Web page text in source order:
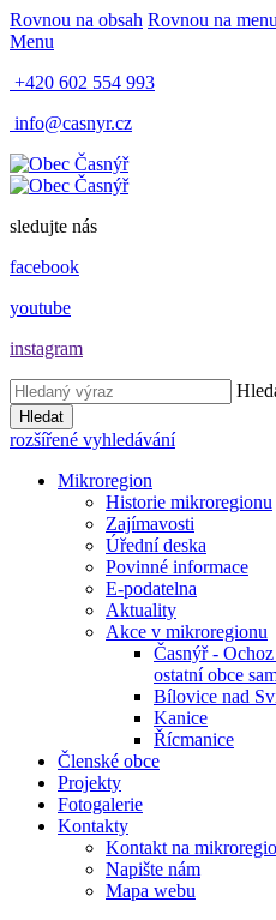
Rovnou na obsah Rovnou na menu
Menu
+420 602 554 993
info@casnyr.cz
sledujte nás
facebook
youtube
instagram
Hledat
rozšířené vyhledávání
Mikroregion
Historie mikroregionu
Zajímavosti
Úřední deska
Povinné informace
E-podatelna
Aktuality
Akce v mikroregionu
Časnýř -
ostatní obce
Bílovice nad
Kanice
Řícmanice
Členské obce
Projekty
Fotogalerie
Kontakty
Kontakt na
Napište nám
Mapa webu